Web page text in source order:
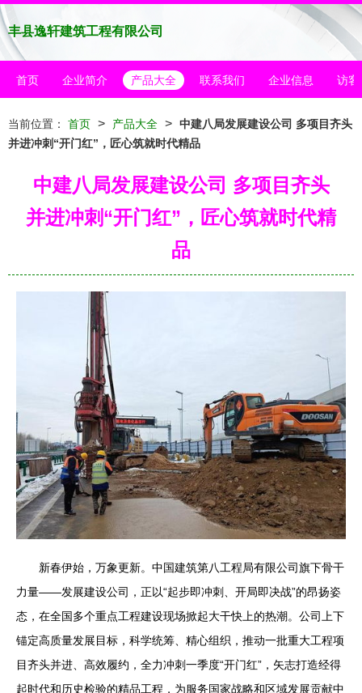
丰县逸轩建筑工程有限公司
首页 企业简介 产品大全 联系我们 企业信息 访客
当前位置： 首页 > 产品大全 > 中建八局发展建设公司 多项目齐头
并进冲刺“开门红”，匠心筑就时代精品
中建八局发展建设公司 多项目齐头
并进冲刺“开门红”，匠心筑就时代精
品
新春伊始，万象更新。中国建筑第八工程局有限公司旗下骨干
力量——发展建设公司，正以“起步即冲刺、开局即决战”的昂扬姿
态，在全国多个重点工程建设现场掀起大干快上的热潮。公司上下
锚定高质量发展目标，科学统筹、精心组织，推动一批重大工程项
目齐头并进、高效履约，全力冲刺一季度“开门红”，矢志打造经得
起时代和历史检验的精品工程，为服务国家战略和区域发展贡献中